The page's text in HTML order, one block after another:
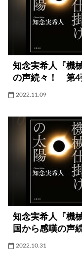
知念実希人『機
の声続々！ 第4
2022.11.09
知念実希人『
国から感嘆の声
2022.10.31